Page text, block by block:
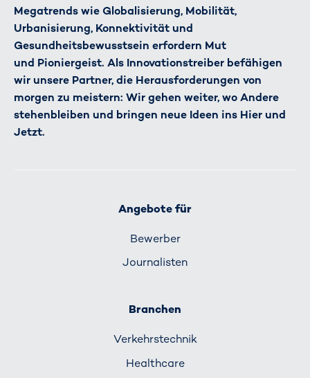
Megatrends wie Globalisierung, Mobilität,
Urbanisierung, Konnektivität und
Gesundheitsbewusstsein erfordern Mut
und Pioniergeist. Als Innovationstreiber befähigen
wir unsere Partner, die Herausforderungen von
morgen zu meistern: Wir gehen weiter, wo Andere
stehenbleiben und bringen neue Ideen ins Hier und
Jetzt.
Angebote für
Bewerber
Journalisten
Branchen
Verkehrs­technik
Healthcare